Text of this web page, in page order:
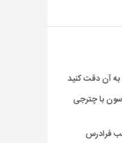
به آن دقت کنید
با چترجی
فرادرس